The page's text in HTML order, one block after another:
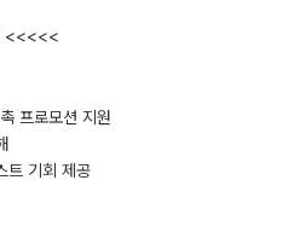
<<<<<
프로모션 지원
트 기회 제공